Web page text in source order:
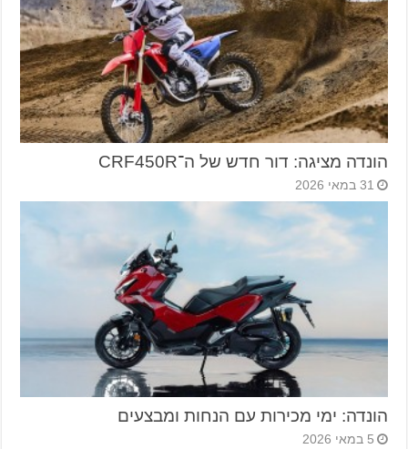
הונדה מציגה: דור חדש של ה־CRF450R
31 במאי 2026
הונדה: ימי מכירות עם הנחות ומבצעים
5 במאי 2026